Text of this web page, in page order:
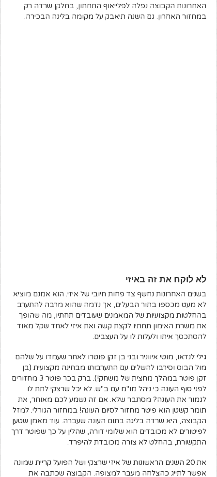
האחרונות הקבוצה נפלה לפלייאוף התחתון, בחלקן שרדה רק
במחזור האחרון. גם השנה תיאבק על מקומה בליגה הבכירה.
לא לוקח את זה באיזי
בשנים האחרונות נחשף צד פחות חיובי של איזי. הוא אמנם מוציא
לא מעט מכספו בתור הבעלים, אך נדמה שהוא מרבה להתערב
בהחלטות מקצועיות של המאמנים שעובדים תחתיו, מה שהופך
את משרת האימון תחתיו לקצת קשה ואת איזי לאחד שקל מאוד
להסתכסך איתו ולעלות לו על העצבים.
גילי לנדאו, מוטי איווניר ובני בן זקן פוטרו לאחר שעמדו על שלהם
מול הבוס וסירבו להשלים עם התערבותו מבחינה מקצועית (בן
זקן פוטר במהלך מחצית של משחק!). ברק בכר פוטר 3 מחזורים
לפני סוף העונה כי ניהל מו"מ עם ב"ש. לא יכל שרצקי לתת לו
לגמור את העונה? מסתבר שלא. אם זה נשמע לכם מאוחר, את
תומר קשטן הוא פיטר מחזור לסיום העונה! במחזור הגורלי. למזל
הקבוצה, היא שרדה בליגה בתום העונה שעברה. עוד מאמן שטען
לפיטורים לא מכובדים הוא שלומי דורה, שהלין על כך שפוטר דרך
התקשורת, בהחלט לא צורה מכובדת להיפרד.
את 20 השנים הראשונות של איזי שרצקי ושל הפועל קריית שמונה
אפשר לתייג כהצלחה מעבר למצופה. הקבוצה שכתבה את